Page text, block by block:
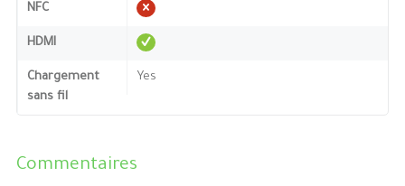
NFC
HDMI
Chargement
sans fil
Yes
Commentaires